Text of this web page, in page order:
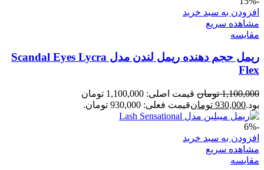
افزودن به سبد خرید
مشاهده سریع
مقایسه
ریمل حجم دهنده ریمل لندن مدل Scandal Eyes Lycra
Flex
1,100,000 تومان
قیمت اصلی: 1,100,000 تومان
بود.930,000 تومانقیمت فعلی: 930,000 تومان.
-6%
افزودن به سبد خرید
مشاهده سریع
مقایسه